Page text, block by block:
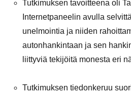
Tutkimuksen tavoitteena oli
Internetpaneelin avulla
unelmointia ja niiden
autonhankintaan ja sen
liittyviä tekijöitä monesta eri
Tutkimuksen tiedonkeruu